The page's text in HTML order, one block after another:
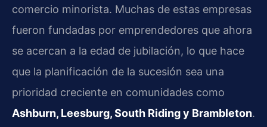
comercio minorista. Muchas de estas empresas
fueron fundadas por emprendedores que ahora
se acercan a la edad de jubilación, lo que hace
que la planificación de la sucesión sea una
prioridad creciente en comunidades como
Ashburn, Leesburg, South Riding y Brambleton.